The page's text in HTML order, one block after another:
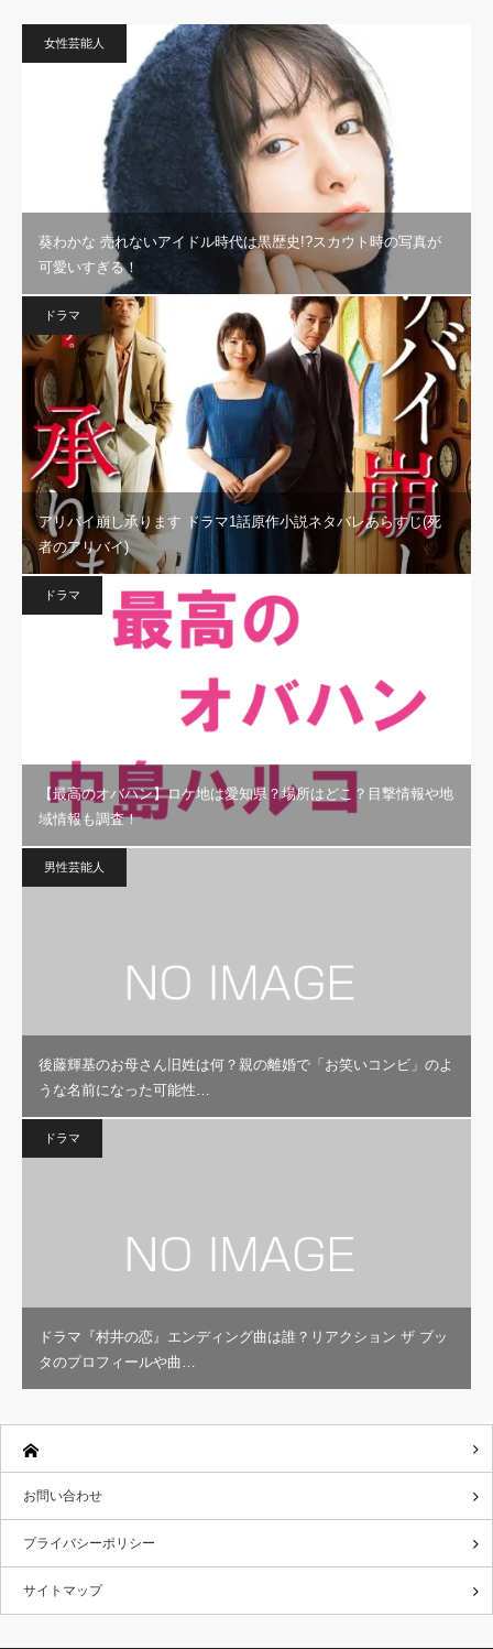
女性芸能人
葵わかな 売れないアイドル時代は黒歴史!?スカウト時の写真が
可愛いすぎる！
ドラマ
アリバイ崩し承ります ドラマ1話原作小説ネタバレあらすじ(死
者のアリバイ)
ドラマ
【最高のオバハン】ロケ地は愛知県？場所はどこ？目撃情報や地
域情報も調査！
男性芸能人
後藤輝基のお母さん旧姓は何？親の離婚で「お笑いコンビ」のよ
うな名前になった可能性…
ドラマ
ドラマ『村井の恋』エンディング曲は誰？リアクション ザ ブッ
タのプロフィールや曲…
お問い合わせ
プライバシーポリシー
サイトマップ